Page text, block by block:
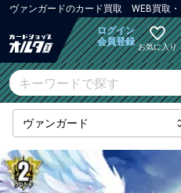
ヴァンガードのカード買取 WEB買取
ログイン
会員登録 お気に入り